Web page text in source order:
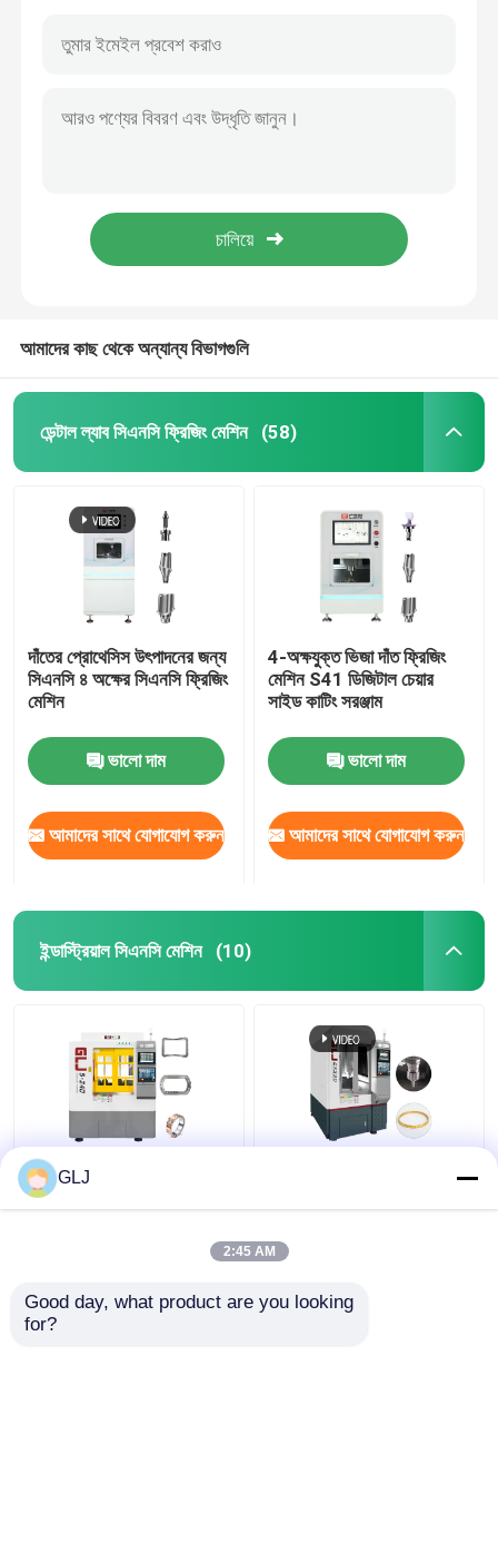
আমাদের কাছ থেকে অন্যান্য বিভাগগুলি
ডেন্টাল ল্যাব সিএনসি ফ্রিজিং মেশিন (58)
দাঁতের প্রোথেসিস উৎপাদনের জন্য
সিএনসি ৪ অক্ষের সিএনসি ফ্রিজিং
মেশিন
ভালো দাম
আমাদের সাথে যোগাযোগ করুন
4-অক্ষযুক্ত ভিজা দাঁত ফ্রিজিং
মেশিন S41 ডিজিটাল চেয়ার
সাইড কাটিং সরঞ্জাম
ভালো দাম
আমাদের সাথে যোগাযোগ করুন
ইন্ডাস্ট্রিয়াল সিএনসি মেশিন (10)
জি 5-240 চার-স্টেশন 5-অক্ষ
মেশিন
GLJ
2:45 AM
Good day, what product are you looking
for?